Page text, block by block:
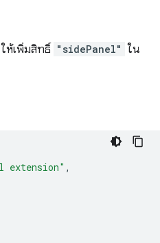
ให้เพิ่มสิทธิ์ "sidePanel" ใน
extension" ,